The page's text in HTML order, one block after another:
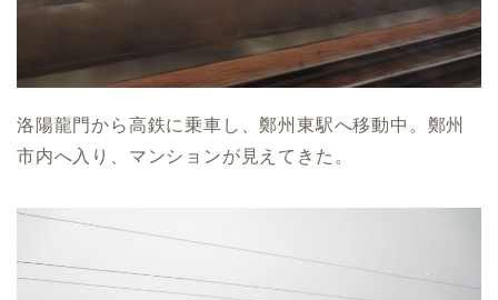
洛陽龍門から高鉄に乗車し、鄭州東駅へ移動中。鄭州
市内へ入り、マンションが見えてきた。